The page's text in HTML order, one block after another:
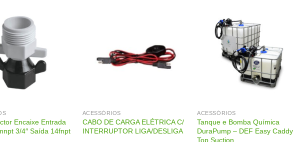
Encaixe Entrada
3/4″ Saída 14fnpt
ACESSÓRIOS
CABO DE CARGA ELÉTRICA C/
INTERRUPTOR LIGA/DESLIGA
ACESSÓRIOS
Tanque e Bomba Química
DuraPump – DEF Easy Caddy
Top Suction